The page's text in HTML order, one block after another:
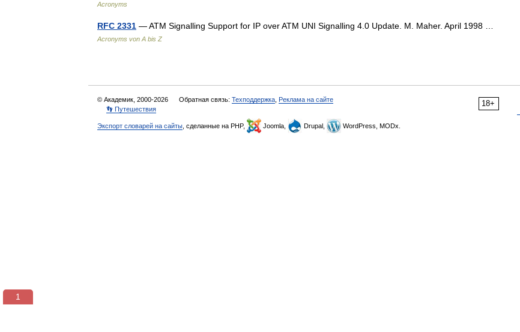
Acronyms
RFC 2331 — ATM Signalling Support for IP over ATM UNI Signalling 4.0 Update. M. Maher. April 1998 …
Acronyms von A bis Z
18+
© Академик, 2000-2026 Обратная связь: Техподдержка Реклама на сайте
👣 Путешествия
Экспорт словарей на сайты , сделанные на PHP, Joomla, Drupal, WordPress, MODx.
1